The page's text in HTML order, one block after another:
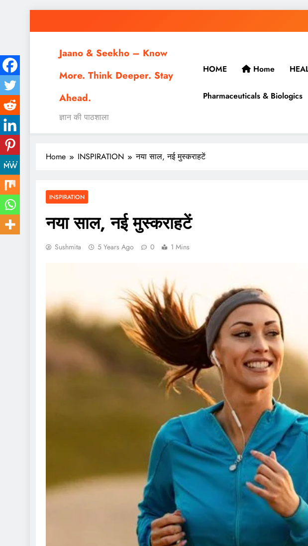
Jaano & Seekho – Know
More. Think Deeper. Stay
Ahead.
ज्ञान की पाठशाला
HOME Home
Pharmaceuticals & Biologics
Home INSPIRATION नया साल, नई मुस्कराहटें
INSPIRATION
नया साल, नई मुस्कराहटें
Sushmita 5 Years Ago 0 1 Mins